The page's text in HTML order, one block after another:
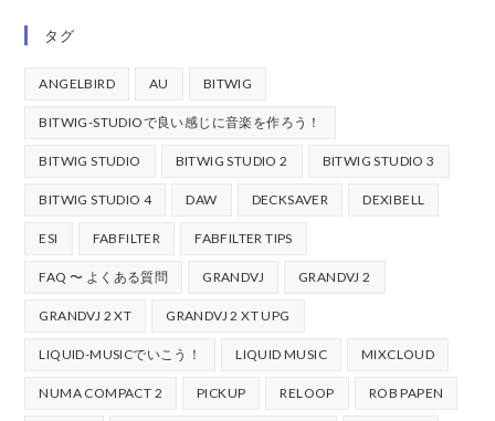
タグ
ANGELBIRD AU BITWIG
BITWIG-STUDIOで良い感じに音楽を作ろう！
BITWIG STUDIO BITWIG STUDIO 2 BITWIG STUDIO 3
BITWIG STUDIO 4 DAW DECKSAVER DEXIBELL
ESI FABFILTER FABFILTER TIPS
FAQ 〜 よくある質問 GRANDVJ GRANDVJ 2
GRANDVJ 2 XT GRANDVJ 2 XT UPG
LIQUID-MUSICでいこう！ LIQUID MUSIC MIXCLOUD
NUMA COMPACT 2 PICKUP RELOOP ROB PAPEN